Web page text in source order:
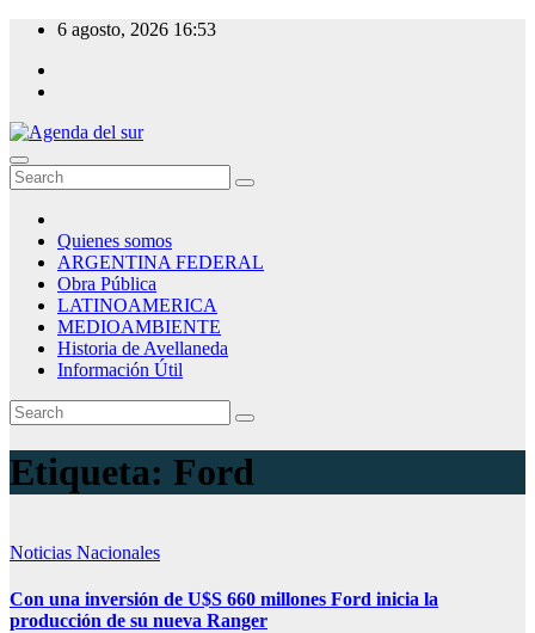
Skip
content
6 agosto, 2026 16:53
Agenda del sur
Quienes somos
ARGENTINA FEDERAL
Obra Pública
LATINOAMERICA
MEDIOAMBIENTE
Historia de Avellaneda
Información Útil
Etiqueta: Ford
Noticias Nacionales
Con una inversión de U$S 660 millones Ford inicia la
producción de su nueva Ranger